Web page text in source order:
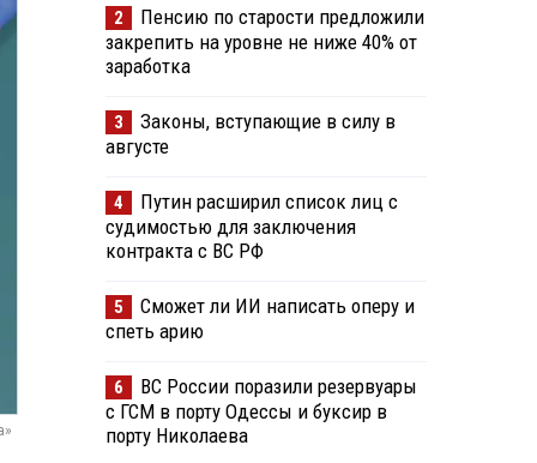
2
Пенсию по старости предложили
закрепить на уровне не ниже 40% от
заработка
3
Законы, вступающие в силу в
августе
4
Путин расширил список лиц с
судимостью для заключения
контракта с ВС РФ
5
Сможет ли ИИ написать оперу и
спеть арию
6
ВС России поразили резервуары
с ГСМ в порту Одессы и буксир в
порту Николаева